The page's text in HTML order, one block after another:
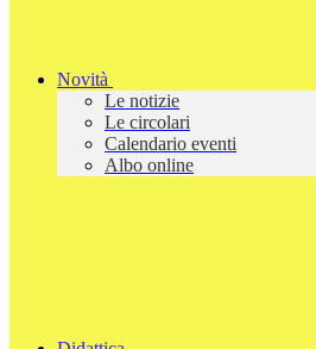
Novità
Le notizie
Le circolari
Calendario eventi
Albo online